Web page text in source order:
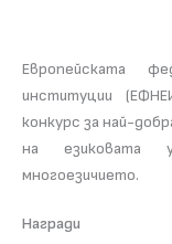
Европейската
институции
конкурс за най-
на езиковата
многоезичието.
Награди